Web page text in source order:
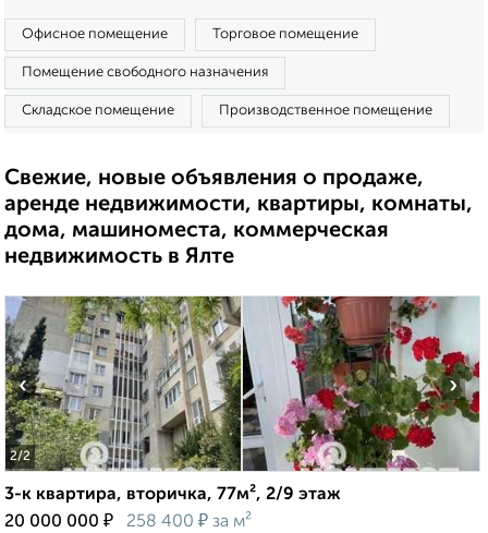
Офисное помещение Торговое помещение
Помещение свободного назначения
Складское помещение Производственное помещение
Свежие, новые объявления о продаже,
аренде недвижимости, квартиры, комнаты,
дома, машиноместа, коммерческая
недвижимость в Ялте
2/2
‹ ›
3-к квартира, вторичка, 77м², 2/9 этаж
20 000 000 ₽ 258 400 ₽ за м²